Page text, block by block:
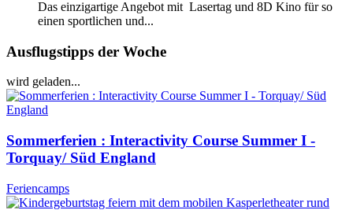
Das einzigartige Angebot mit Lasertag und 8D Kino für so
einen sportlichen und...
Ausflugstipps der Woche
wird geladen...
Sommerferien : Interactivity Course Summer I -
Torquay/ Süd England
Feriencamps